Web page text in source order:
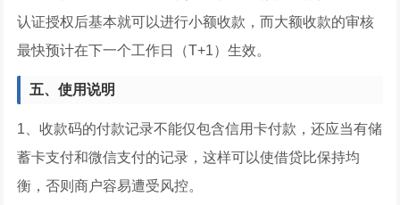
认证授权后基本就可以进行小额收款，而大额收款的审核
最快预计在下一个工作日（T+1）生效。
五、使用说明
1、收款码的付款记录不能仅包含信用卡付款，还应当有储
蓄卡支付和微信支付的记录，这样可以使借贷比保持均
衡，否则商户容易遭受风控。